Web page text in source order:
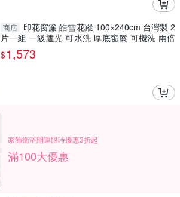
商店
印花窗簾 皓雪花蹤 100×240cm 台灣製 2
片一組 一級遮光 可水洗 厚底窗簾 可機洗 兩倍
抓皺
$1,573
家飾衛浴開運限時優惠3折起
滿100大優惠